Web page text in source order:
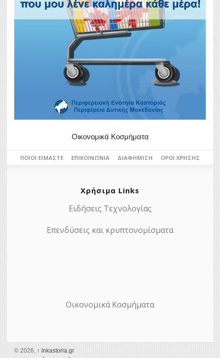
Οικονομικά Κοσμήματα
ΠΟΙΟΙ ΕΊΜΑΣΤΕ ΕΠΙΚΟΙΝΩΝΊΑ ΔΙΑΦΉΜΙΣΗ ΌΡΟΙ ΧΡΉΣΗΣ
Χρήσιμα Links
Ειδήσεις Τεχνολογίας
Επενδύσεις και κρυπτονομίσματα
Οικονομικά Κοσμήματα
© 2026, ↑ Ιnkastoria.gr